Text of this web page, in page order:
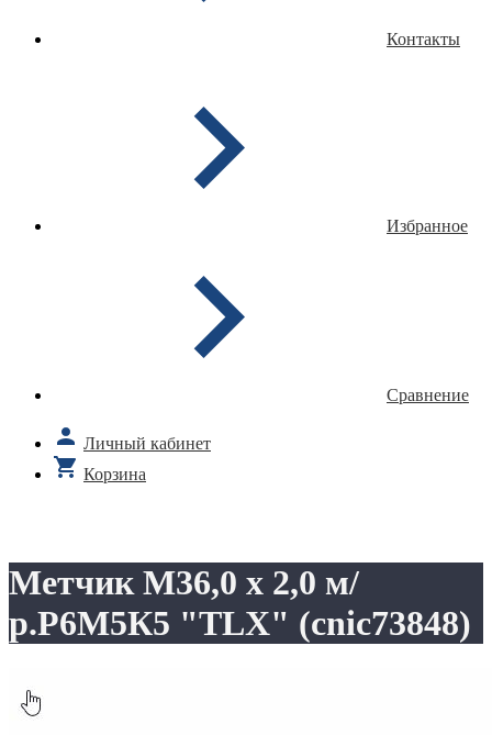
Контакты
Избранное
Сравнение
Личный кабинет
Корзина
Метчик М36,0 х 2,0 м/
р.Р6М5К5 "TLX" (cnic73848)